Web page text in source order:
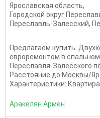
Ярославская область,
Городской округ
Переславль-Залесский,
Предлагаем купить:
евроремонтом в
Переславля-Залесского
Расстояние до Москвы/
Характеристики:
Аракелян Армен